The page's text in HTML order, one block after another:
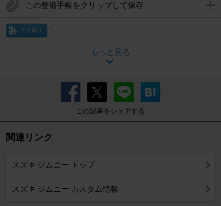
この整備手帳をクリップして保存
イイね！
もっと見る
この記事をシェアする
関連リンク
スズキ ジムニー トップ
スズキ ジムニー カスタム情報